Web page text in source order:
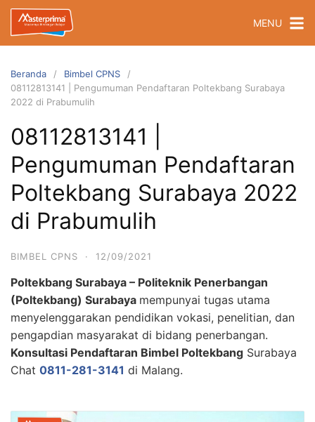
Langsung
konten
MENU
Beranda
Bimbel CPNS
08112813141 | Pengumuman Pendaftaran Poltekbang Surabaya
2022 di Prabumulih
08112813141 |
Pengumuman Pendaftaran
Poltekbang Surabaya 2022
di Prabumulih
BIMBEL CPNS · 12/09/2021
Poltekbang Surabaya – Politeknik Penerbangan
(Poltekbang) Surabaya mempunyai tugas utama
menyelenggarakan pendidikan vokasi, penelitian, dan
pengapdian masyarakat di bidang penerbangan.
Konsultasi Pendaftaran Bimbel Poltekbang Surabaya
Chat 0811-281-3141 di Malang.